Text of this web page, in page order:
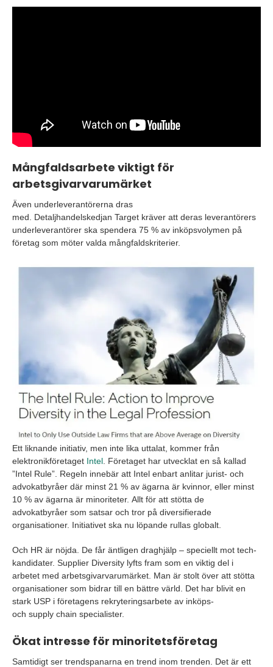
Mångfaldsarbete viktigt för
arbetsgivarvarumärket
Även underleverantörerna dras
med. Detaljhandelskedjan Target kräver att deras leverantörers
underleverantörer ska spendera 75 % av inköpsvolymen på
företag som möter valda mångfaldskriterier.
Ett liknande initiativ, men inte lika uttalat kommer från
elektronikföretaget Intel . Företaget har utvecklat en så kallad
”Intel Rule”. Regeln innebär att Intel enbart anlitar jurist- och
advokatbyråer där minst 21 % av ägarna är kvinnor, eller minst
10 % av ägarna är minoriteter. Allt för att stötta de
advokatbyråer som satsar och tror på diversifierade
organisationer. Initiativet ska nu löpande rullas globalt.
Och HR är nöjda. De får äntligen draghjälp – speciellt mot tech-
kandidater. Supplier Diversity lyfts fram som en viktig del i
arbetet med arbetsgivarvarumärket. Man är stolt över att stötta
organisationer som bidrar till en bättre värld. Det har blivit en
stark USP i företagens rekryteringsarbete av inköps-
och supply chain specialister.
Ökat intresse för minoritetsföretag
Samtidigt ser trendspanarna en trend inom trenden . Det är ett